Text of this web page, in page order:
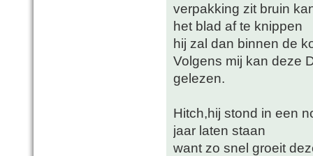
verpakking zit bruin
het blad af te knippen
hij zal dan binnen de
Volgens mij kan deze
gelezen.
Hitch,hij stond in een
jaar laten staan
want zo snel groeit